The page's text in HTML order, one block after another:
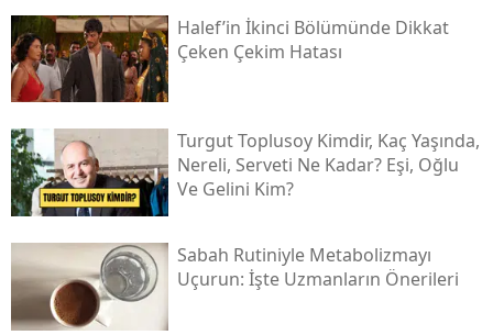
Halef’in İkinci Bölümünde Dikkat
Çeken Çekim Hatası
Turgut Toplusoy Kimdir, Kaç Yaşında,
Nereli, Serveti Ne Kadar? Eşi, Oğlu
Ve Gelini Kim?
Sabah Rutiniyle Metabolizmayı
Uçurun: İşte Uzmanların Önerileri